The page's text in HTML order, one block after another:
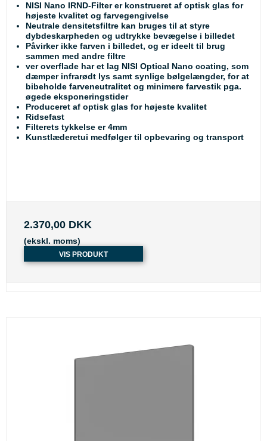
NISI Nano IRND-Filter er konstrueret af optisk glas for
højeste kvalitet og farvegengivelse
Neutrale densitetsfiltre kan bruges til at styre
dybdeskarpheden og udtrykke bevægelse i billedet
Påvirker ikke farven i billedet, og er ideelt til brug
sammen med andre filtre
ver overflade har et lag NISI Optical Nano coating, som
dæmper infrarødt lys samt synlige bølgelængder, for at
bibeholde farveneutralitet og minimere farvestik pga.
øgede eksponeringstider
Produceret af optisk glas for højeste kvalitet
Ridsefast
Filterets tykkelse er 4mm
Kunstlæderetui medfølger til opbevaring og transport
2.370,00 DKK
(ekskl. moms)
VIS PRODUKT